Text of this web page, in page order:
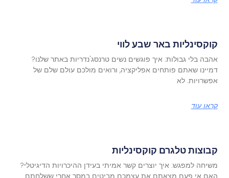
קוקסינליות באר שבע לווי
אהבה בלי גבולות: איך פוגשים נשים טרנסג'נדריות באתר שלנו?
דמיינו שאתם פותחים אפליקציה, ורואים מולכם עולם שלם של
אפשרויות. לא
קראו עוד
קבוצות טלגרם קוקסינליות
משיחה למפגש: איך יוצרים קשר אמיתי בעידן ההיכרויות הדיגיטלי?
האם אי פעם מצאתם את עצמכם מביטים במסך אחרי ששלחתם